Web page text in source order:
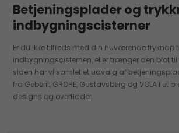
Betjeningsplader og
indbygningscisterner
Er du ikke tilfreds med din nuværende tryknap
indbygningscisternen, eller trænger den blot til
siden har vi samlet et udvalg af
fra Geberit, GROHE, Gustavsberg og VOLA i et
designs og overflader.